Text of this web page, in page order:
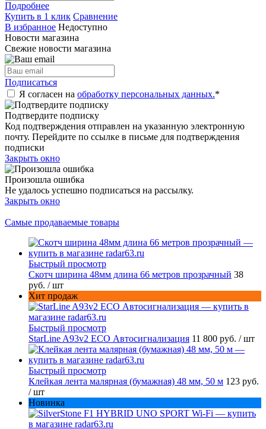
Подробнее
Купить в 1 клик Сравнение
В избранное Недоступно
Новости магазина
Свежие новости магазина
Подписаться
Я согласен на обработку персональных данных.*
Подтвердите подписку
Код подтверждения отправлен на указанную электронную
почту. Перейдите по ссылке в письме для подтверждения
подписки
Закрыть окно
Произошла ошибка
Не удалось успешно подписаться на рассылку.
Закрыть окно
Самые продаваемые товары
Быстрый просмотр
Скотч ширина 48мм длина 66 метров прозрачный 38
руб. / шт
Хит продаж
Быстрый просмотр
StarLine A93v2 ECO Автосигнализация 11 800 руб. / шт
Быстрый просмотр
Клейкая лента малярная (бумажная) 48 мм, 50 м 123 руб.
/ шт
Новинка